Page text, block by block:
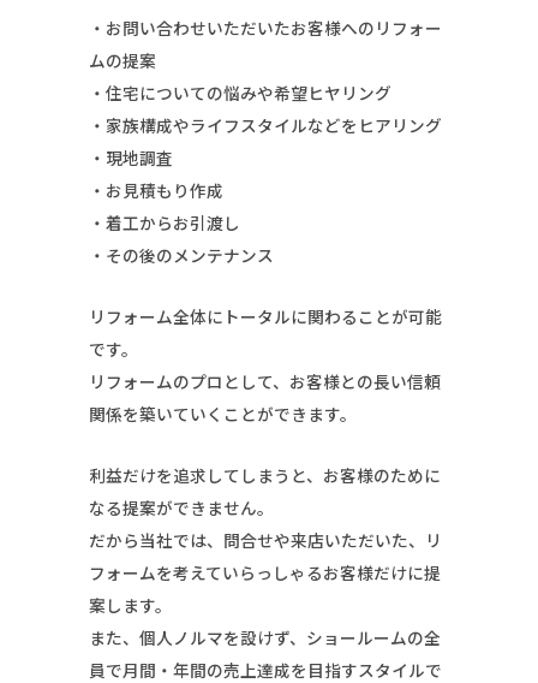
・お問い合わせいただいたお客様へのリフォー
ムの提案
・住宅についての悩みや希望ヒヤリング
・家族構成やライフスタイルなどをヒアリング
・現地調査
・お見積もり作成
・着工からお引渡し
・その後のメンテナンス
リフォーム全体にトータルに関わることが可能
です。
リフォームのプロとして、お客様との長い信頼
関係を築いていくことができます。
利益だけを追求してしまうと、お客様のために
なる提案ができません。
だから当社では、問合せや来店いただいた、リ
フォームを考えていらっしゃるお客様だけに提
案します。
また、個人ノルマを設けず、ショールームの全
員で月間・年間の売上達成を目指すスタイルで